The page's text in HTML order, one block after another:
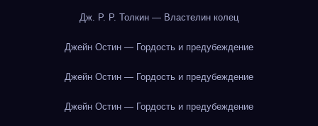
Дж. Р. Р. Толкин — Властелин колец
Джейн Остин — Гордость и предубеждение
Джейн Остин — Гордость и предубеждение
Джейн Остин — Гордость и предубеждение